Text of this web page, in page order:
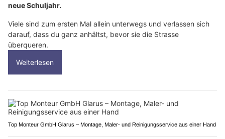
neue Schuljahr.
Viele sind zum ersten Mal allein unterwegs und verlassen sich
darauf, dass du ganz anhältst, bevor sie die Strasse
überqueren.
Weiterlesen
Top Monteur GmbH Glarus – Montage, Maler- und Reinigungsservice aus einer Hand